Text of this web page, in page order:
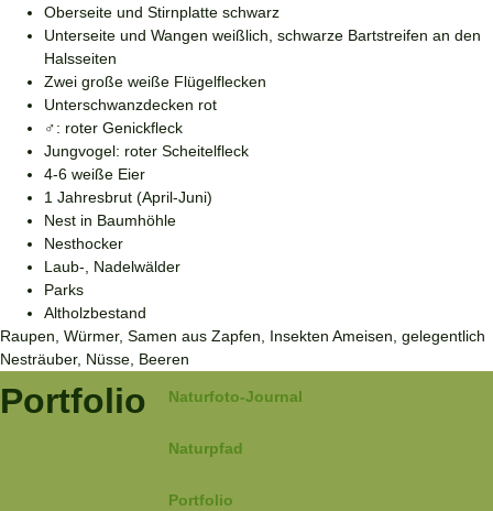
Oberseite und Stirnplatte schwarz
Unterseite und Wangen weißlich, schwarze Bartstreifen an den
Halsseiten
Zwei große weiße Flügelflecken
Unterschwanzdecken rot
♂: roter Genickfleck
Jungvogel: roter Scheitelfleck
4-6 weiße Eier
1 Jahresbrut (April-Juni)
Nest in Baumhöhle
Nesthocker
Laub-, Nadelwälder
Parks
Altholzbestand
Raupen, Würmer, Samen aus Zapfen, Insekten Ameisen, gelegentlich
Nesträuber, Nüsse, Beeren
Portfolio Naturfoto-Journal
Naturpfad
Portfolio